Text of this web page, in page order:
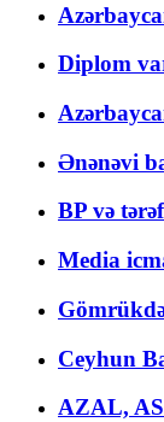
Diplom
Ənənəvi
BP və
Media
Ceyhun
AZAL,